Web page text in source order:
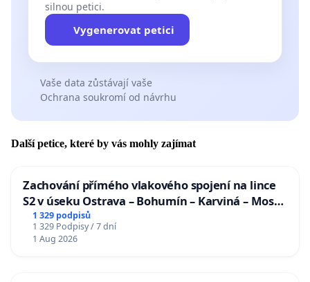
silnou petici.
Vygenerovat petici
Vaše data zůstávají vaše
Ochrana soukromí od návrhu
Další petice, které by vás mohly zajímat
Zachování přímého vlakového spojení na lince
S2 v úseku Ostrava – Bohumín – Karviná – Mosty
u Jablunkova
1 329 podpisů
1 329 Podpisy / 7 dní
1 Aug 2026